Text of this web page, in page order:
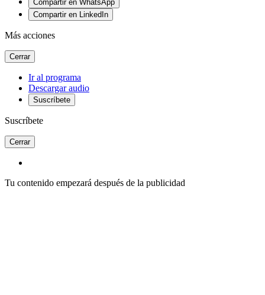
Compartir en WhatsApp
Compartir en LinkedIn
Más acciones
Cerrar
Ir al programa
Descargar audio
Suscríbete
Suscríbete
Cerrar
Tu contenido empezará después de la publicidad